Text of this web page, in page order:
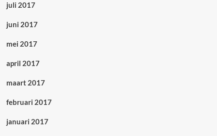
juli 2017
juni 2017
mei 2017
april 2017
maart 2017
februari 2017
januari 2017